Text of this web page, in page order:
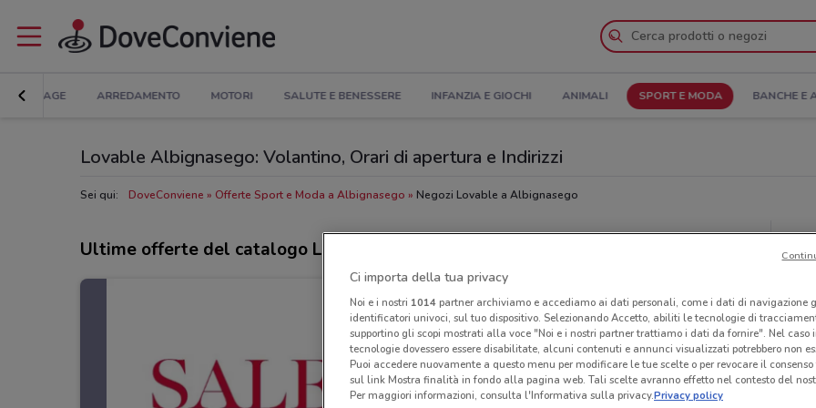
BRICOLAGE ARREDAMENTO MOTORI SALUTE E BENESSERE INFANZIA E GIOCHI ANIMALI SPORT E MODA BANCHE E
Lovable Albignasego: Volantino, Orari di apertura e Indirizzi
Sei qui: DoveConviene Offerte Sport e Moda a Albignasego Negozi Lovable a Albignasego
Ultime offerte del catalogo Lovable
Ci importa della tua privacy
Noi e i nostri 1014partner archiviamo e accediamo ai dati personali, come i dati di navigazione
identificatori univoci, sul tuo dispositivo. Selezionando Accetto, abiliti le tecnologie di
supportino gli scopi mostrati alla voce "Noi e i nostri partner trattiamo i dati da fornire". Nel caso
tecnologie dovessero essere disabilitate, alcuni contenuti e annunci visualizzati potrebbero non
Puoi accedere nuovamente a questo menu per modificare le tue scelte o per revocare il
sul link Mostra finalità in fondo alla pagina web. Tali scelte avranno effetto nel contesto del
Per maggiori informazioni, consulta l'Informativa sulla privacy.Privacy policy